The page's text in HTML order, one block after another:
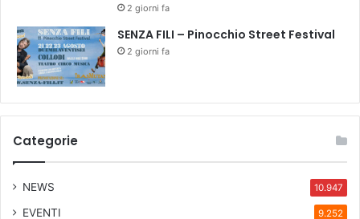
c
o
u
i
s
t
c
2 giorni fa
SENZA FILI – Pinocchio Street Festival
2 giorni fa
Categorie
NEWS 10.947
EVENTI 9.252